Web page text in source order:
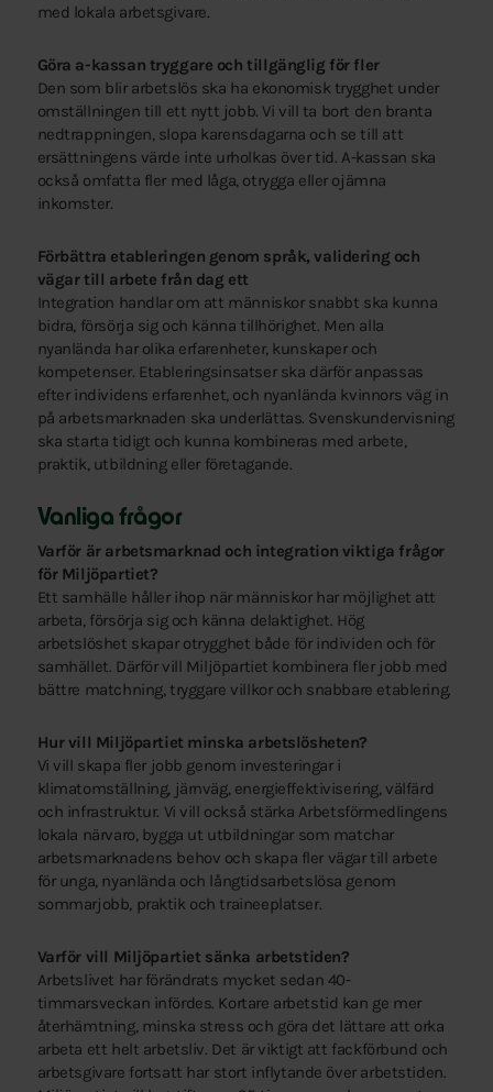
med lokala arbetsgivare.
Göra a-kassan tryggare och tillgänglig för fler
Den som blir arbetslös ska ha ekonomisk trygghet under
omställningen till ett nytt jobb. Vi vill ta bort den branta
nedtrappningen, slopa karensdagarna och se till att
ersättningens värde inte urholkas över tid. A-kassan ska
också omfatta fler med låga, otrygga eller ojämna
inkomster.
Förbättra etableringen genom språk, validering och
vägar till arbete från dag ett
Integration handlar om att människor snabbt ska kunna
bidra, försörja sig och känna tillhörighet. Men alla
nyanlända har olika erfarenheter, kunskaper och
kompetenser. Etableringsinsatser ska därför anpassas
efter individens erfarenhet, och nyanlända kvinnors väg in
på arbetsmarknaden ska underlättas. Svenskundervisning
ska starta tidigt och kunna kombineras med arbete,
praktik, utbildning eller företagande.
Vanliga frågor
Varför är arbetsmarknad och integration viktiga frågor
för Miljöpartiet?
Ett samhälle håller ihop när människor har möjlighet att
arbeta, försörja sig och känna delaktighet. Hög
arbetslöshet skapar otrygghet både för individen och för
samhället. Därför vill Miljöpartiet kombinera fler jobb med
bättre matchning, tryggare villkor och snabbare etablering.
Hur vill Miljöpartiet minska arbetslösheten?
Vi vill skapa fler jobb genom investeringar i
klimatomställning, järnväg, energieffektivisering, välfärd
och infrastruktur. Vi vill också stärka Arbetsförmedlingens
lokala närvaro, bygga ut utbildningar som matchar
arbetsmarknadens behov och skapa fler vägar till arbete
för unga, nyanlända och långtidsarbetslösa genom
sommarjobb, praktik och traineeplatser.
Varför vill Miljöpartiet sänka arbetstiden?
Arbetslivet har förändrats mycket sedan 40-
timmarsveckan infördes. Kortare arbetstid kan ge mer
återhämtning, minska stress och göra det lättare att orka
arbeta ett helt arbetsliv. Det är viktigt att fackförbund och
arbetsgivare fortsatt har stort inflytande över arbetstiden.